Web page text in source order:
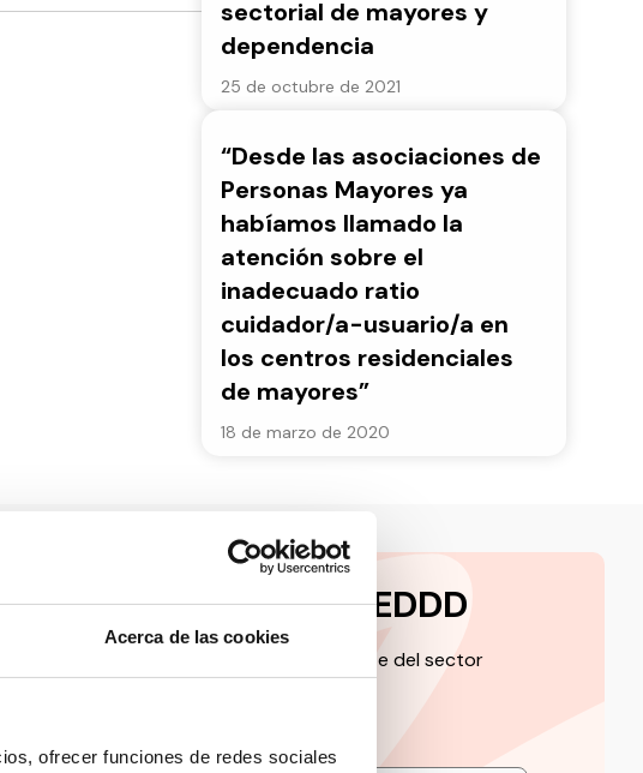
Acerca de las cookies
ofrecer funciones de redes sociales
sectorial de mayores y
dependencia
25 de octubre de 2021
“Desde las asociaciones de
Personas Mayores ya
habíamos llamado la
atención sobre el
inadecuado ratio
cuidador/a-usuario/a en
los centros residenciales
de mayores”
18 de marzo de 2020
a la newsletter CEDDD
al día de la información más relevante del sector
clic.